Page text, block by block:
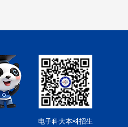
电子科大本科招生